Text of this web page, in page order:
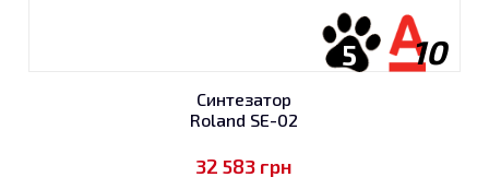
10
5
Синтезатор
Roland SE-02
32 583 грн